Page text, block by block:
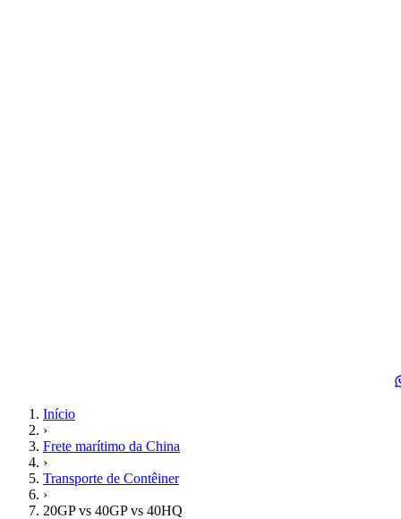
Início
›
Frete marítimo da China
›
Transporte de Contêiner
›
20GP vs 40GP vs 40HQ